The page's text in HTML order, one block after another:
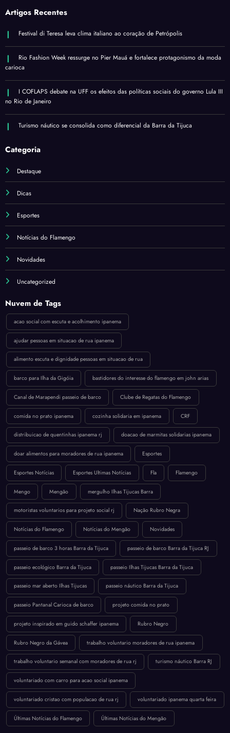
Artigos Recentes
Festival di Teresa leva clima italiano ao coração de Petrópolis
Rio Fashion Week ressurge no Pier Mauá e fortalece protagonismo da moda
carioca
I COFLAPS debate na UFF os efeitos das políticas sociais do governo Lula III
no Rio de Janeiro
Turismo náutico se consolida como diferencial da Barra da Tijuca
Categoria
Destaque
Dicas
Esportes
Notícias do Flamengo
Novidades
Uncategorized
Nuvem de Tags
acao social com escuta e acolhimento ipanema
ajudar pessoas em situacao de rua ipanema
alimento escuta e dignidade pessoas em situacao de rua
barco para Ilha da Gigóia bastidores do interesse do flamengo em john arias
Canal de Marapendi passeio de barco Clube de Regatas do Flamengo
comida no prato ipanema cozinha solidaria em ipanema CRF
distribuicao de quentinhas ipanema rj doacao de marmitas solidarias ipanema
doar alimentos para moradores de rua ipanema Esportes
Esportes Notícias Esportes Ultimas Notícias Fla Flamengo
Mengo Mengão mergulho Ilhas Tijucas Barra
motoristas voluntarios para projeto social rj Nação Rubro Negra
Notícias do Flamengo Notícias do Mengão Novidades
passeio de barco 3 horas Barra da Tijuca passeio de barco Barra da Tijuca RJ
passeio ecológico Barra da Tijuca passeio Ilhas Tijucas Barra da Tijuca
passeio mar aberto Ilhas Tijucas passeio náutico Barra da Tijuca
passeio Pantanal Carioca de barco projeto comida no prato
projeto inspirado em guido schaffer ipanema Rubro Negro
Rubro Negro da Gávea trabalho voluntario moradores de rua ipanema
trabalho voluntario semanal com moradores de rua rj turismo náutico Barra RJ
voluntariado com carro para acao social ipanema
voluntariado cristao com populacao de rua rj voluntariado ipanema quarta feira
Últimas Notícias do Flamengo Últimas Notícias do Mengão